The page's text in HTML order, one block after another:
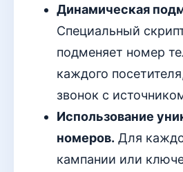
Динамическая
Специальный
подменяет номер
каждого
звонок с
Использование
номеров. Для
кампании или